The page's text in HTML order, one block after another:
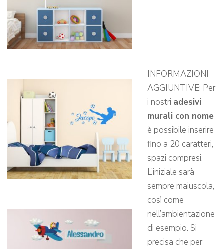
INFORMAZIONI
AGGIUNTIVE: Per
i nostri adesivi
murali con nome
è possibile inserire
fino a 20 caratteri,
spazi compresi.
L’iniziale sarà
sempre maiuscola,
così come
nell’ambientazione
di esempio. Si
precisa che per